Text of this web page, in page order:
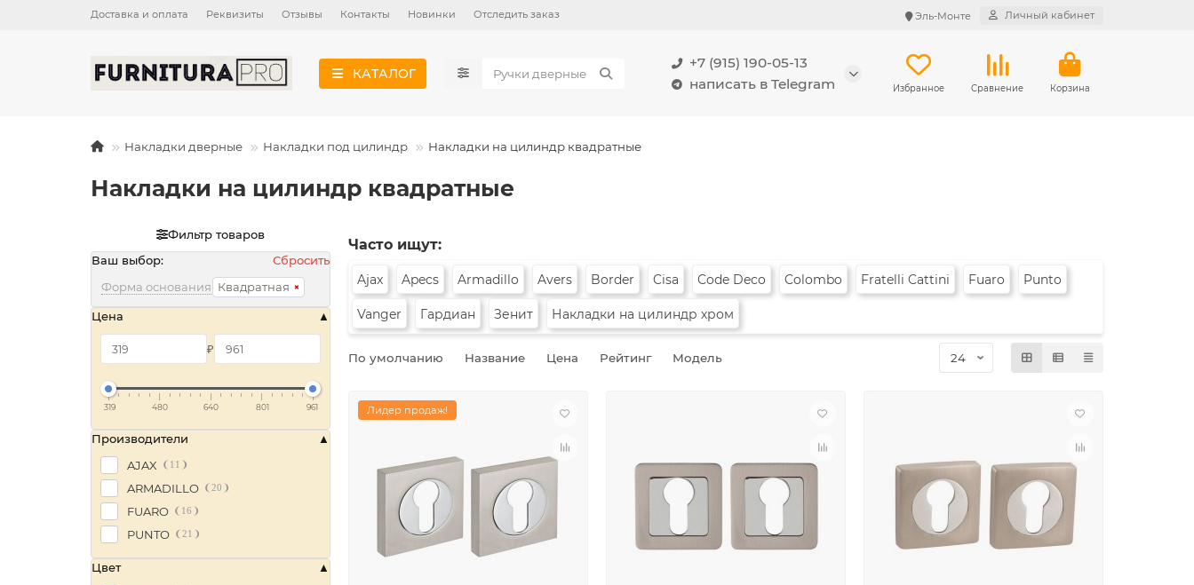
Доставка и оплата Реквизиты Отзывы Контакты Новинки Отследить заказ Эль-Монте Личный кабинет
КАТАЛОГ
+7 (915) 190-05-13
написать в Telegram
Избранное Сравнение Корзина
Накладки дверные Накладки под цилиндр Накладки на цилиндр квадратные
Накладки на цилиндр квадратные
Фильтр товаров
Ваш выбор:
Сбросить
Форма основания Квадратная
Цена
₽
319 480 640 801 961
Производители
AJAX
11
ARMADILLO 20
FUARO 16
PUNTO 21
Цвет
Часто ищут:
Ajax Apecs Armadillo Avers Border Cisa Code Deco Colombo Fratelli Cattini Fuaro Punto
Vanger Гардиан Зенит Накладки на цилиндр хром
По умолчанию Название Цена Рейтинг Модель
Лидер продаж!